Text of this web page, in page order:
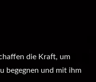
die Kraft, um
begegnen und mit ihm